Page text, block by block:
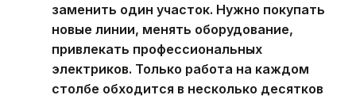
заменить один участок. Нужно покупать
новые линии, менять оборудование,
привлекать профессиональных
электриков. Только работа на каждом
столбе обходится в несколько десятков